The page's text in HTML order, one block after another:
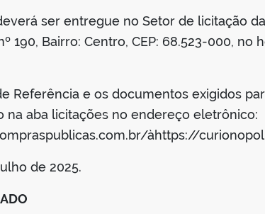
ser entregue no Setor de licitação
190, Bairro: Centro, CEP: 68.523-000,
Referência e os documentos exigidos
na aba licitações no endereço eletrônico:
àhttps://
de 2025.